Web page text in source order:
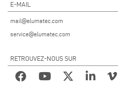
E-MAIL
mail@elumatec.com
service@elumatec.com
RETROUVEZ-NOUS SUR